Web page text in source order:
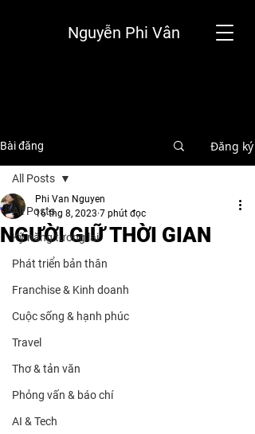
Nguyễn Phi Vân
Bài đăng Đăng ký
All Posts
Kỹ năng tương lai
Phát triển bản thân
Franchise & Kinh doanh
Cuộc sống & hạnh phúc
Travel
Thơ & tản văn
Phỏng vấn & báo chí
AI & Tech
All Posts
NGƯỜI GIỮ THỜI GIAN
Phi Van Nguyen
16 thg 8, 2023 7 phút đọc